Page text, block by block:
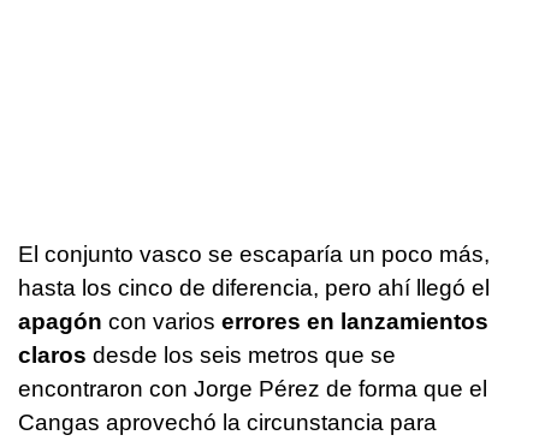
El conjunto vasco se escaparía un poco más,
hasta los cinco de diferencia, pero ahí llegó el
apagón con varios errores en lanzamientos
claros desde los seis metros que se
encontraron con Jorge Pérez de forma que el
Cangas aprovechó la circunstancia para